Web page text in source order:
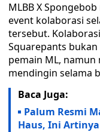
MLBB X
event kolaborasi
tersebut.
Squarepants
pemain ML, namun
mendingin selama
Baca Juga:
Palum Resmi
Haus, Ini Artinya